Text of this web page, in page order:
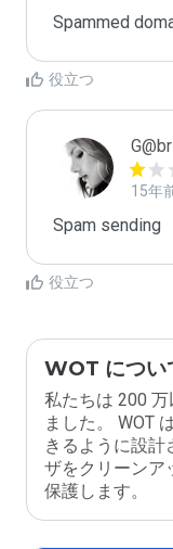
Spammed
役立つ
15年
Spam sending
役立つ
WOT につい
私たちは 200
ました。 WOT
きるように設計
ザをクリーンア
保護します。